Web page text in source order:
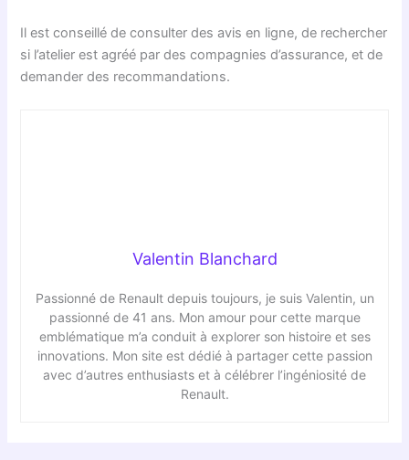
Il est conseillé de consulter des avis en ligne, de rechercher
si l’atelier est agréé par des compagnies d’assurance, et de
demander des recommandations.
Valentin Blanchard
Passionné de Renault depuis toujours, je suis Valentin, un
passionné de 41 ans. Mon amour pour cette marque
emblématique m’a conduit à explorer son histoire et ses
innovations. Mon site est dédié à partager cette passion
avec d’autres enthusiasts et à célébrer l’ingéniosité de
Renault.